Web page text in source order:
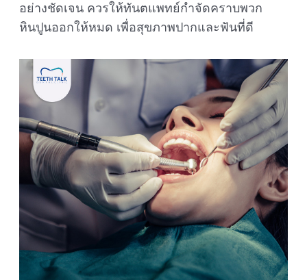
อย่างชัดเจน ควรให้ทันตแพทย์กำจัดคราบพวก
หินปูนออกให้หมด เพื่อสุขภาพปากและฟันที่ดี